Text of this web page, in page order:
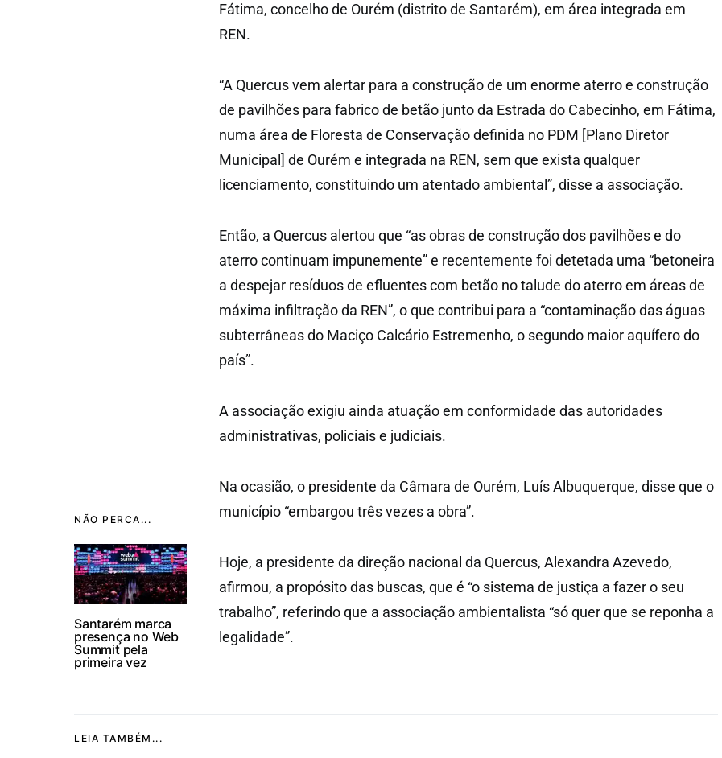
NÃO PERCA...
Santarém marca
presença no Web
Summit pela
primeira vez
Fátima, concelho de Ourém (distrito de Santarém), em área integrada em
REN.
“A Quercus vem alertar para a construção de um enorme aterro e construção
de pavilhões para fabrico de betão junto da Estrada do Cabecinho, em Fátima,
numa área de Floresta de Conservação definida no PDM [Plano Diretor
Municipal] de Ourém e integrada na REN, sem que exista qualquer
licenciamento, constituindo um atentado ambiental”, disse a associação.
Então, a Quercus alertou que “as obras de construção dos pavilhões e do
aterro continuam impunemente” e recentemente foi detetada uma “betoneira
a despejar resíduos de efluentes com betão no talude do aterro em áreas de
máxima infiltração da REN”, o que contribui para a “contaminação das águas
subterrâneas do Maciço Calcário Estremenho, o segundo maior aquífero do
país”.
A associação exigiu ainda atuação em conformidade das autoridades
administrativas, policiais e judiciais.
Na ocasião, o presidente da Câmara de Ourém, Luís Albuquerque, disse que o
município “embargou três vezes a obra”.
Hoje, a presidente da direção nacional da Quercus, Alexandra Azevedo,
afirmou, a propósito das buscas, que é “o sistema de justiça a fazer o seu
trabalho”, referindo que a associação ambientalista “só quer que se reponha a
legalidade”.
LEIA TAMBÉM...